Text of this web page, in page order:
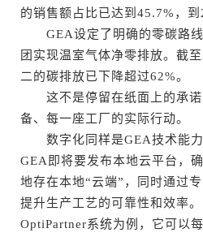
的销售额占比已达到45.7%，到
GEA设定了明确的零碳路线
团实现温室气体净零排放。截
二的碳排放已下降超过62%。
这不是停留在纸面上的承诺
备、每一座工厂的实际行动。
数字化同样是GEA技术能力
GEA即将要发布本地云平台，
地存在本地“云端”，同时通过
提升生产工艺的可靠性和效率
OptiPartner系统为例，它可以